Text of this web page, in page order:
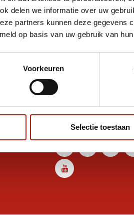
delen we informatie over uw
partners kunnen deze gegevens
op basis van uw gebruik van
Voorkeuren
Selectie toestaan
graag
Volg ons